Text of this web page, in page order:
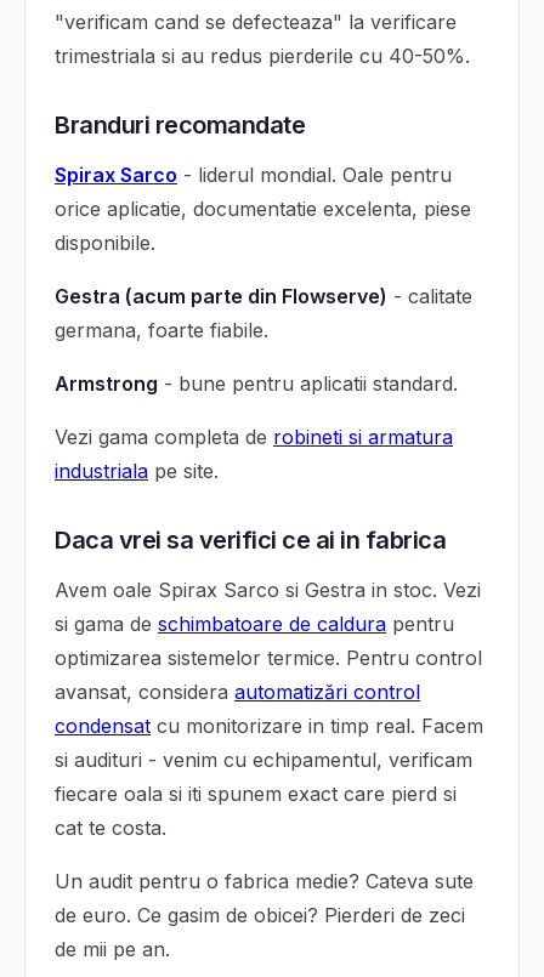
"verificam cand se defecteaza" la verificare
trimestriala si au redus pierderile cu 40-50%.
Branduri recomandate
Spirax Sarco - liderul mondial. Oale pentru
orice aplicatie, documentatie excelenta, piese
disponibile.
Gestra (acum parte din Flowserve) - calitate
germana, foarte fiabile.
Armstrong - bune pentru aplicatii standard.
Vezi gama completa de robineti si armatura
industriala pe site.
Daca vrei sa verifici ce ai in fabrica
Avem oale Spirax Sarco si Gestra in stoc. Vezi
si gama de schimbatoare de caldura pentru
optimizarea sistemelor termice. Pentru control
avansat, considera automatizări control
condensat cu monitorizare in timp real. Facem
si audituri - venim cu echipamentul, verificam
fiecare oala si iti spunem exact care pierd si
cat te costa.
Un audit pentru o fabrica medie? Cateva sute
de euro. Ce gasim de obicei? Pierderi de zeci
de mii pe an.